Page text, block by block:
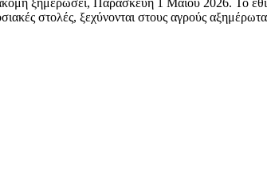
στολές, ξεχύνονται στους αγρούς